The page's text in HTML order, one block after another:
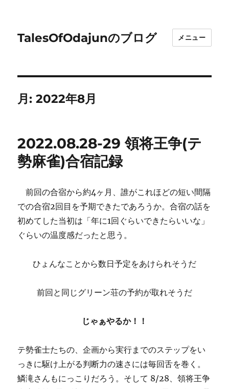
TalesOfOdajunのブログ メニュー
月:2022年8月
2022.08.28-29 領将王争(テ
勢麻雀)合宿記録
前回の合宿から約4ヶ月、誰がこれほどの短い間隔
での合宿2回目を予期できたであろうか。合宿の話を
初めてした当初は「年に1回ぐらいできたらいいな」
ぐらいの温度感だったと思う。
ひょんなことから数日予定をあけられそうだ
前回と同じグリーン荘の予約が取れそうだ
じゃぁやるか！！
テ勢雀士たちの、企画から実行までのステップをい
っきに駆け上がる判断力の速さには毎回舌を巻く。
鱗滝さんもにっこりだろう。そして 8/28、領将王争